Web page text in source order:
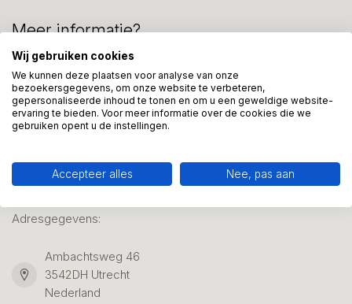
Meer informatie?
We helpen graag met uw keuze of geven advies, bel of app
ons 7 dagen per week: 06-23643267
Klantenservice
Adresgegevens:
Ambachtsweg 46
3542DH Utrecht
Nederland
Wij gebruiken cookies
We kunnen deze plaatsen voor analyse van onze
bezoekersgegevens, om onze website te verbeteren,
gepersonaliseerde inhoud te tonen en om u een geweldige website-
ervaring te bieden. Voor meer informatie over de cookies die we
gebruiken opent u de instellingen.
Accepteer alles Nee, pas aan